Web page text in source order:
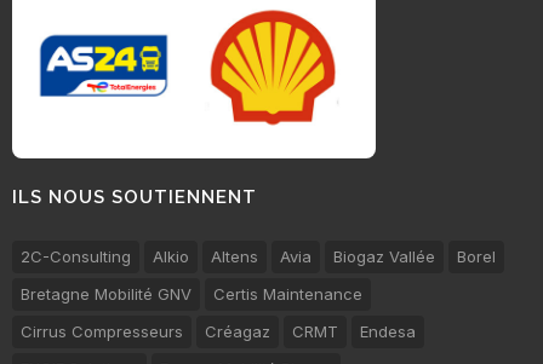
ILS NOUS SOUTIENNENT
2C-Consulting Alkio Altens Avia Biogaz Vallée
Borel
Bretagne Mobilité GNV
Certis Maintenance
Cirrus Compresseurs
Créagaz CRMT
Endesa